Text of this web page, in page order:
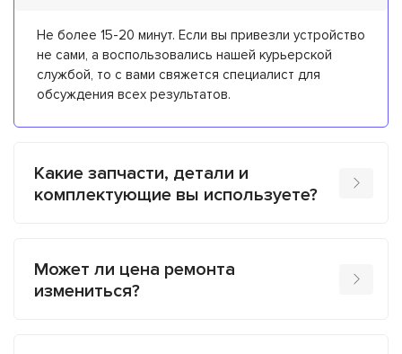
Не более 15-20 минут. Если вы привезли устройство
не сами, а воспользовались нашей курьерской
службой, то с вами свяжется специалист для
обсуждения всех результатов.
Какие запчасти, детали и
комплектующие вы используете?
Может ли цена ремонта
измениться?